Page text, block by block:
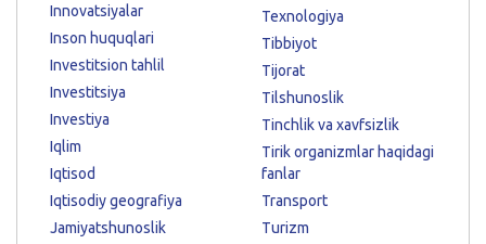
Innovatsiyalar
Inson huquqlari
Investitsion tahlil
Investitsiya
Investiya
Iqlim
Iqtisod
Iqtisodiy geografiya
Jamiyatshunoslik
Texnologiya
Tibbiyot
Tijorat
Tilshunoslik
Tinchlik va xavfsizlik
Tirik organizmlar haqidagi
fanlar
Transport
Turizm